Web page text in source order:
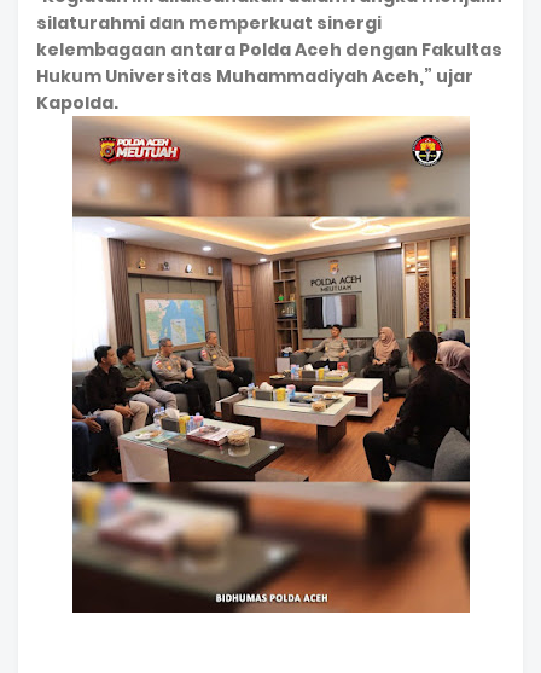
silaturahmi dan memperkuat sinergi
kelembagaan antara Polda Aceh dengan Fakultas
Hukum Universitas Muhammadiyah Aceh,” ujar
Kapolda.